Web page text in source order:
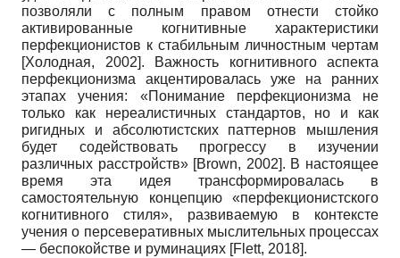
позволяли с полным правом отнести стойко
активированные когнитивные характеристики
перфекционистов к стабильным личностным чертам
[Холодная, 2002].
Важность когнитивного аспекта
перфекционизма акцентировалась уже на ранних
этапах учения: «Понимание перфекционизма не
только как нереалистичных стандартов, но и как
ригидных и абсолютистских пат­тернов мышления
будет содействовать прогрессу в изучении
различных расстройств» [Brown, 2002]. В настоящее
время эта идея трансформировалась в
самостоятельную концепцию «перфекционистского
когнитивного стиля», развиваемую в контексте
учения о персеверативных мыслительных процессах
— беспокойстве и руминациях [Flett, 2018].